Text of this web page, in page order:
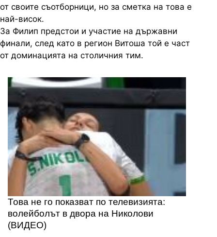
от своите съотборници, но за сметка на това е
най-висок.
За Филип предстои и участие на държавни
финали, след като в регион Витоша той е част
от доминацията на столичния тим.
Това не го показват по телевизията:
волейболът в двора на Николови
(ВИДЕО)